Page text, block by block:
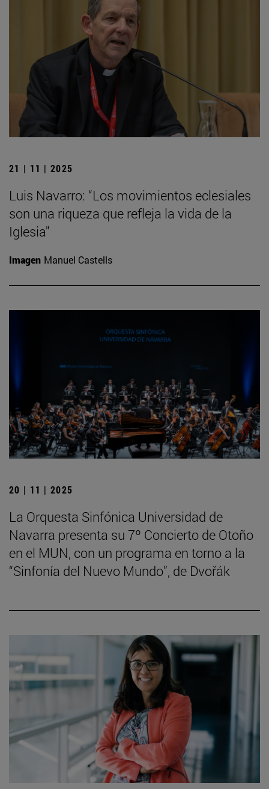
21 | 11 | 2025
Luis Navarro: “Los movimientos eclesiales
son una riqueza que refleja la vida de la
Iglesia"
Imagen Manuel Castells
20 | 11 | 2025
La Orquesta Sinfónica Universidad de
Navarra presenta su 7º Concierto de Otoño
en el MUN, con un programa en torno a la
“Sinfonía del Nuevo Mundo”, de Dvořák